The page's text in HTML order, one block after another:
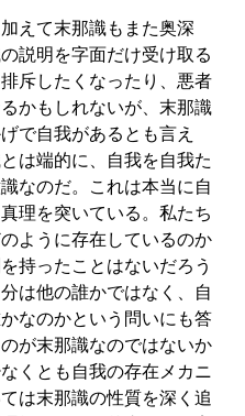
えて末那識もまた奥深
説明を字面だけ受け取る
斥したくなったり、悪者
かもしれないが、末那識
で自我があるとも言え
は端的に、自我を自我た
なのだ。これは本当に自
理を突いている。私たち
ように存在しているのか
持ったことはないだろう
は他の誰かではなく、自
なのかという問いにも答
が末那識なのではないか
くとも自我の存在メカニ
は末那識の性質を深く追